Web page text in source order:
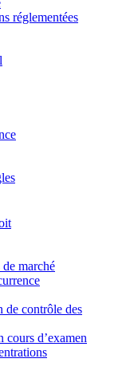
réglementées
marché
de contrôle des
cours d’examen